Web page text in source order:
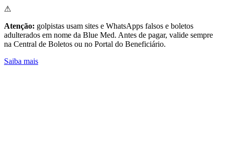
⚠
Atenção: golpistas usam sites e WhatsApps falsos e boletos
adulterados em nome da Blue Med. Antes de pagar, valide sempre
na Central de Boletos ou no Portal do Beneficiário.
Saiba mais